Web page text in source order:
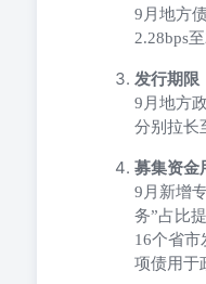
9月地方
2.28bps
发行期限
9月地方
分别拉长
募集资金
9月新增
务”占比
16个省市
项债用于